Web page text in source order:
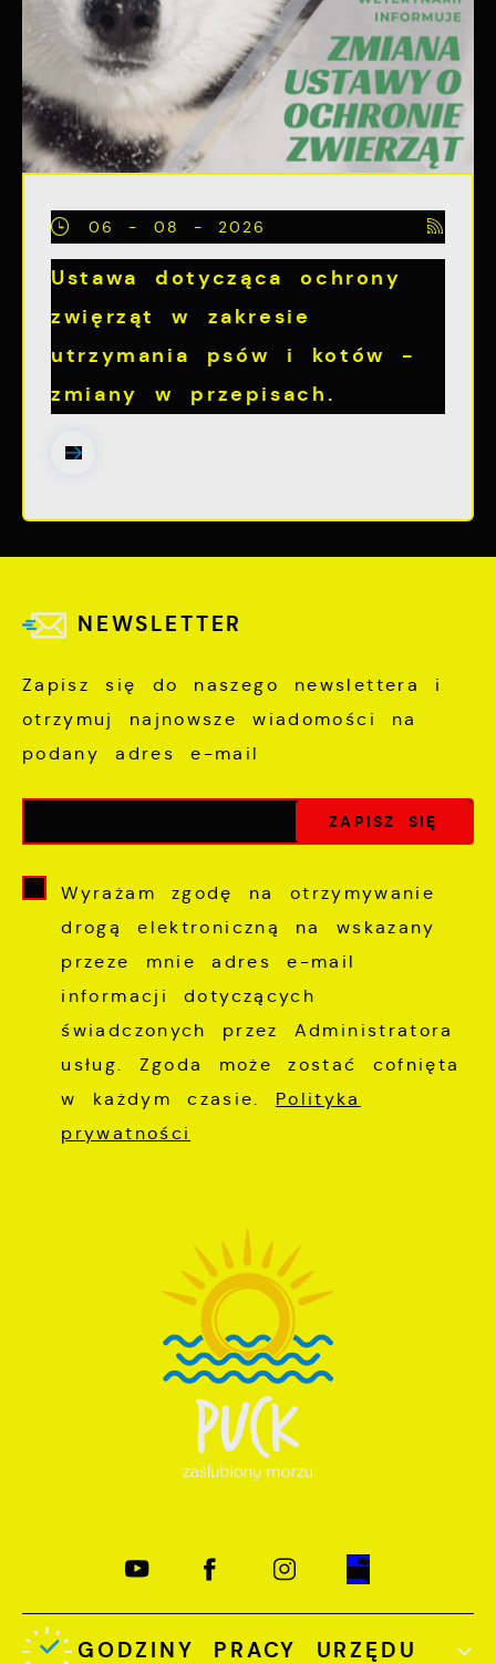
06 - 08 - 2026
Ustawa dotycząca ochrony
zwięrząt w zakresie
utrzymania psów i kotów -
zmiany w przepisach.
NEWSLETTER
Zapisz się do naszego newslettera i
otrzymuj najnowsze wiadomości na
podany adres e-mail
Wyrażam zgodę na otrzymywanie
drogą elektroniczną na wskazany
przeze mnie adres e-mail
informacji dotyczących
świadczonych przez Administratora
usług. Zgoda może zostać cofnięta
w każdym czasie. Polityka
prywatności
GODZINY PRACY URZĘDU